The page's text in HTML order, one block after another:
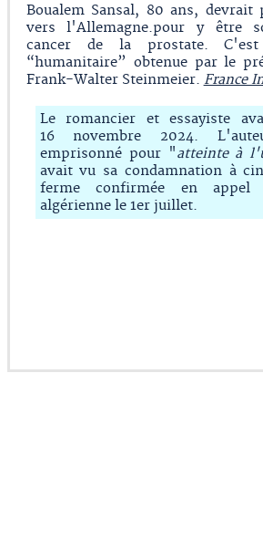
Boualem Sansal, 80 ans, devrait
vers l'Allemagne.pour y être
cancer de la prostate.
“humanitaire” obtenue par le
Frank-Walter Steinmeier. France
Le romancier et essayiste
16 novembre 2024.
emprisonné pour "atteinte à
avait vu sa condamnation à
ferme confirmée en
algérienne le 1er juillet.